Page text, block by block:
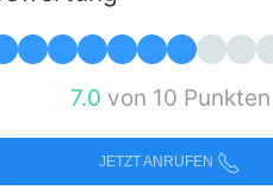
7.0 von 10 Punkten
JETZT ANRUFEN